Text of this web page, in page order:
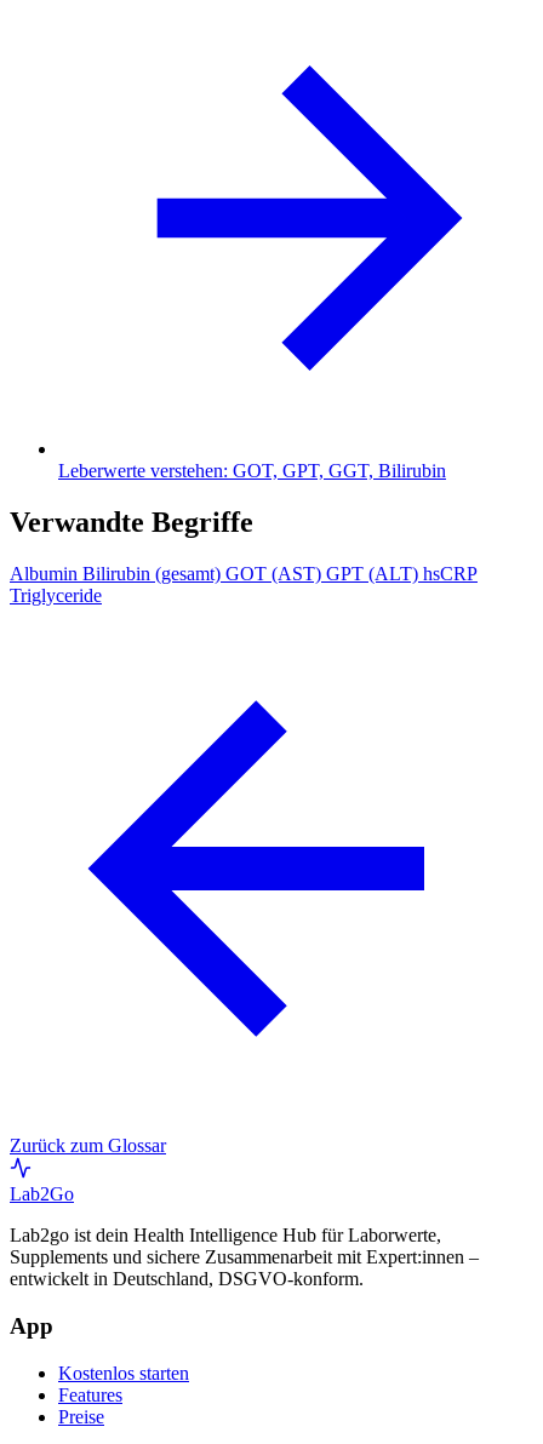
Leberwerte verstehen: GOT, GPT, GGT, Bilirubin
Verwandte Begriffe
Albumin Bilirubin (gesamt) GOT (AST) GPT (ALT) hsCRP
Triglyceride
Zurück zum Glossar
Lab2Go
Lab2go ist dein Health Intelligence Hub für Laborwerte,
Supplements und sichere Zusammenarbeit mit Expert:innen –
entwickelt in Deutschland, DSGVO-konform.
App
Kostenlos starten
Features
Preise